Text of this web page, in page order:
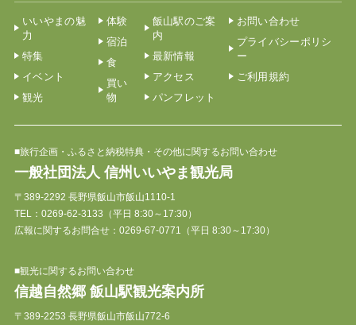
いいやまの魅
力
特集
イベント
観光
体験
宿泊
食
買い
物
飯山駅のご案
内
最新情報
アクセス
パンフレット
お問い合わせ
プライバシーポリシ
ー
ご利用規約
■旅行企画・ふるさと納税特典・その他に関するお問い合わせ
一般社団法人 信州いいやま観光局
〒389-2292 長野県飯山市飯山1110-1
TEL： 0269-62-3133 （平日 8:30～17:30）
広報に関するお問合せ：0269-67-0771（平日 8:30～17:30）
■観光に関するお問い合わせ
信越自然郷 飯山駅観光案内所
〒389-2253 長野県飯山市飯山772-6